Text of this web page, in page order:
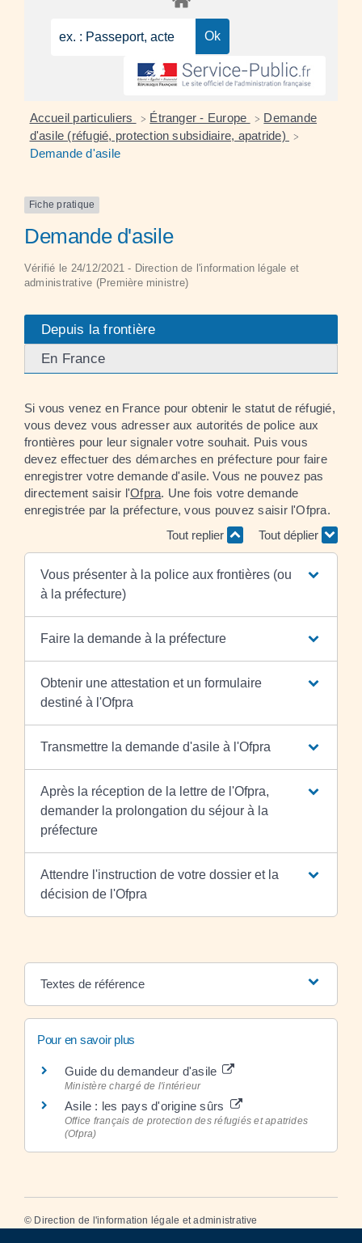
Accueil particuliers > Étranger - Europe > Demande
d'asile (réfugié, protection subsidiaire, apatride)
>
Demande d'asile
Fiche pratique
Demande d'asile
Vérifié le 24/12/2021 - Direction de l'information légale et
administrative (Première ministre)
Depuis la frontière
En France
Si vous venez en France pour obtenir le statut de réfugié,
vous devez vous adresser aux autorités de police aux
frontières pour leur signaler votre souhait. Puis vous
devez effectuer des démarches en préfecture pour faire
enregistrer votre demande d'asile. Vous ne pouvez pas
directement saisir l'Ofpra. Une fois votre demande
enregistrée par la préfecture, vous pouvez saisir l'Ofpra.
Tout replier
Tout déplier
Vous présenter à la police aux frontières (ou
à la préfecture)
Faire la demande à la préfecture
Obtenir une attestation et un formulaire
destiné à l'Ofpra
Transmettre la demande d'asile à l'Ofpra
Après la réception de la lettre de l'Ofpra,
demander la prolongation du séjour à la
préfecture
Attendre l'instruction de votre dossier et la
décision de l'Ofpra
Textes de référence
Pour en savoir plus
Guide du demandeur d'asile
Ministère chargé de l'intérieur
Asile : les pays d'origine sûrs
Office français de protection des réfugiés et apatrides
(Ofpra)
© Direction de l'information légale et administrative